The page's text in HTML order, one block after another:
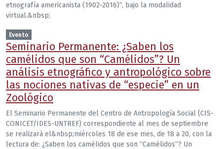
etnografía americanista (1902-2016)”, bajo la modalidad
virtual.&nbsp;
Evento
Seminario Permanente: ¿Saben los
camélidos que son “Camélidos”? Un
análisis etnográfico y antropológico sobre
las nociones nativas de “especie” en un
Zoológico
El Seminario Permanente del Centro de Antropología Social (CIS-
CONICET/IDES-UNTREF) correspondiente al mes de septiembre
se realizará el&nbsp;miércoles 18 de ese mes, de 18 a 20, con la
lectura de: ¿Saben los camélidos que son “Camélidos”? Un